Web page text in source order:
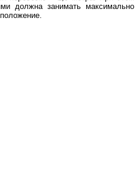
должна занимать максимально